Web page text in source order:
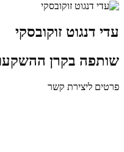
עדי דנגוט זוקובסקי
שותפה בקרן
פרטים ליצירת קשר